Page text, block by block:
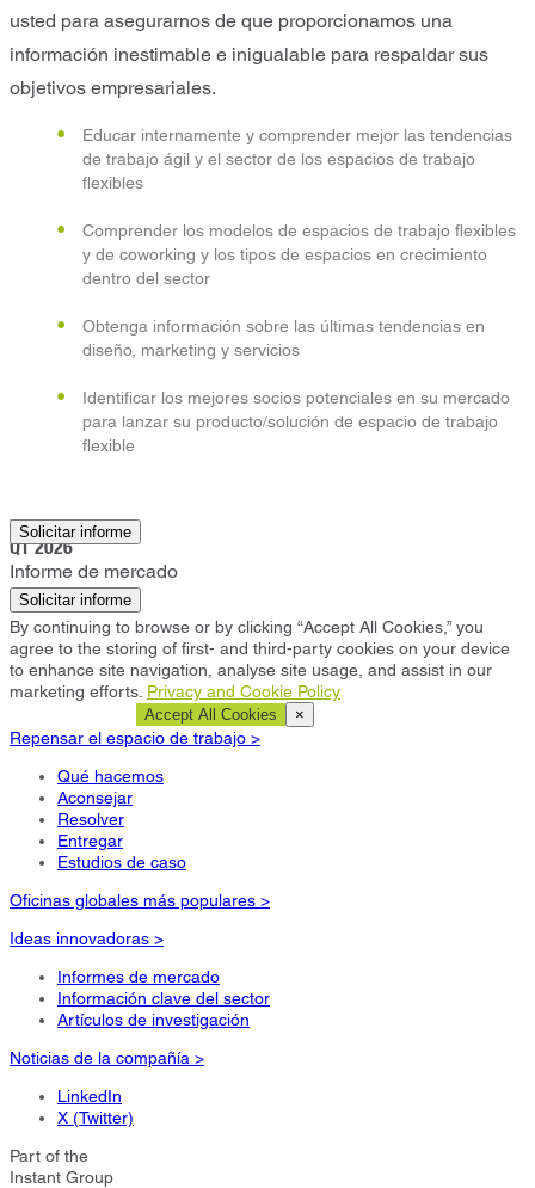
usted para asegurarnos de que proporcionamos una
información inestimable e inigualable para respaldar sus
objetivos empresariales.
Educar internamente y comprender mejor las tendencias
de trabajo ágil y el sector de los espacios de trabajo
flexibles
Comprender los modelos de espacios de trabajo flexibles
y de coworking y los tipos de espacios en crecimiento
dentro del sector
Obtenga información sobre las últimas tendencias en
diseño, marketing y servicios
Identificar los mejores socios potenciales en su mercado
para lanzar su producto/solución de espacio de trabajo
flexible
Solicitar informe
Yakarta
Q1 2026
Informe de mercado
Solicitar informe
By continuing to browse or by clicking “Accept All Cookies,” you
agree to the storing of first- and third-party cookies on your device
to enhance site navigation, analyse site usage, and assist in our
marketing efforts. Privacy and Cookie Policy
Accept All Cookies ×
Repensar el espacio de trabajo >
Qué hacemos
Aconsejar
Resolver
Entregar
Estudios de caso
Oficinas globales más populares >
Ideas innovadoras >
Informes de mercado
Información clave del sector
Artículos de investigación
Noticias de la compañía >
LinkedIn
X (Twitter)
Part of the
Instant Group